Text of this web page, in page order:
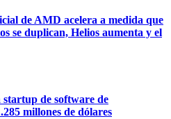
de AMD acelera a medida que
se duplican, Helios aumenta y el
de software de
millones de dólares